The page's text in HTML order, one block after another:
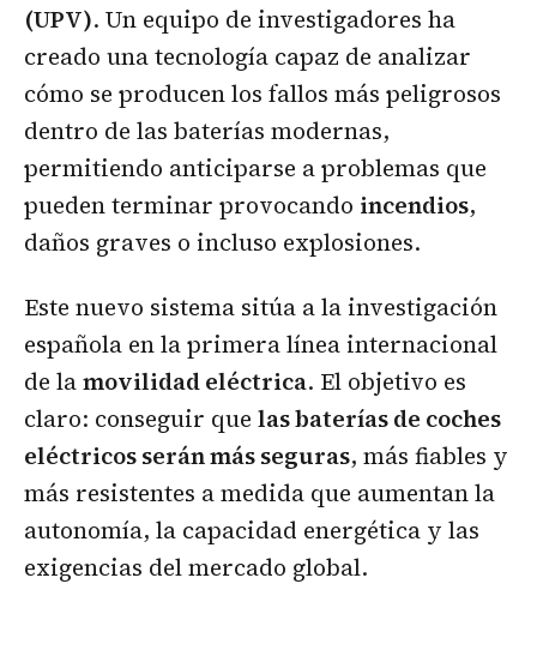
(UPV). Un equipo de investigadores ha
creado una tecnología capaz de analizar
cómo se producen los fallos más peligrosos
dentro de las baterías modernas,
permitiendo anticiparse a problemas que
pueden terminar provocando incendios,
daños graves o incluso explosiones.
Este nuevo sistema sitúa a la investigación
española en la primera línea internacional
de lamovilidad eléctrica. El objetivo es
claro: conseguir que las baterías de coches
eléctricos serán más seguras, más fiables y
más resistentes a medida que aumentan la
autonomía, la capacidad energética y las
exigencias del mercado global.